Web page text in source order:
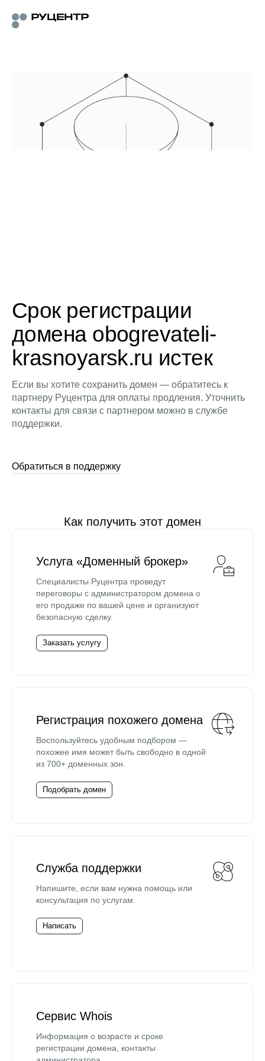
Срок регистрации
домена obogrevateli-
krasnoyarsk.ru истек
Если вы хотите сохранить домен — обратитесь к
партнеру Руцентра для оплаты продления. Уточнить
контакты для связи с партнером можно в службе
поддержки.
Обратиться в поддержку
Как получить этот домен
Услуга «Доменный брокер»
Специалисты Руцентра проведут
переговоры с администратором домена о
его продаже по вашей цене и организуют
безопасную сделку.
Заказать услугу
Регистрация похожего домена
Воспользуйтесь удобным подбором —
похожее имя может быть свободно в одной
из 700+ доменных зон.
Подобрать домен
Служба поддержки
Напишите, если вам нужна помощь или
консультация по услугам.
Написать
Сервис Whois
Информация о возрасте и сроке
регистрации домена, контакты